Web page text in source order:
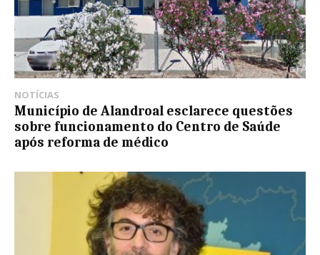
NOTÍCIAS
Município de Alandroal esclarece questões
sobre funcionamento do Centro de Saúde
após reforma de médico